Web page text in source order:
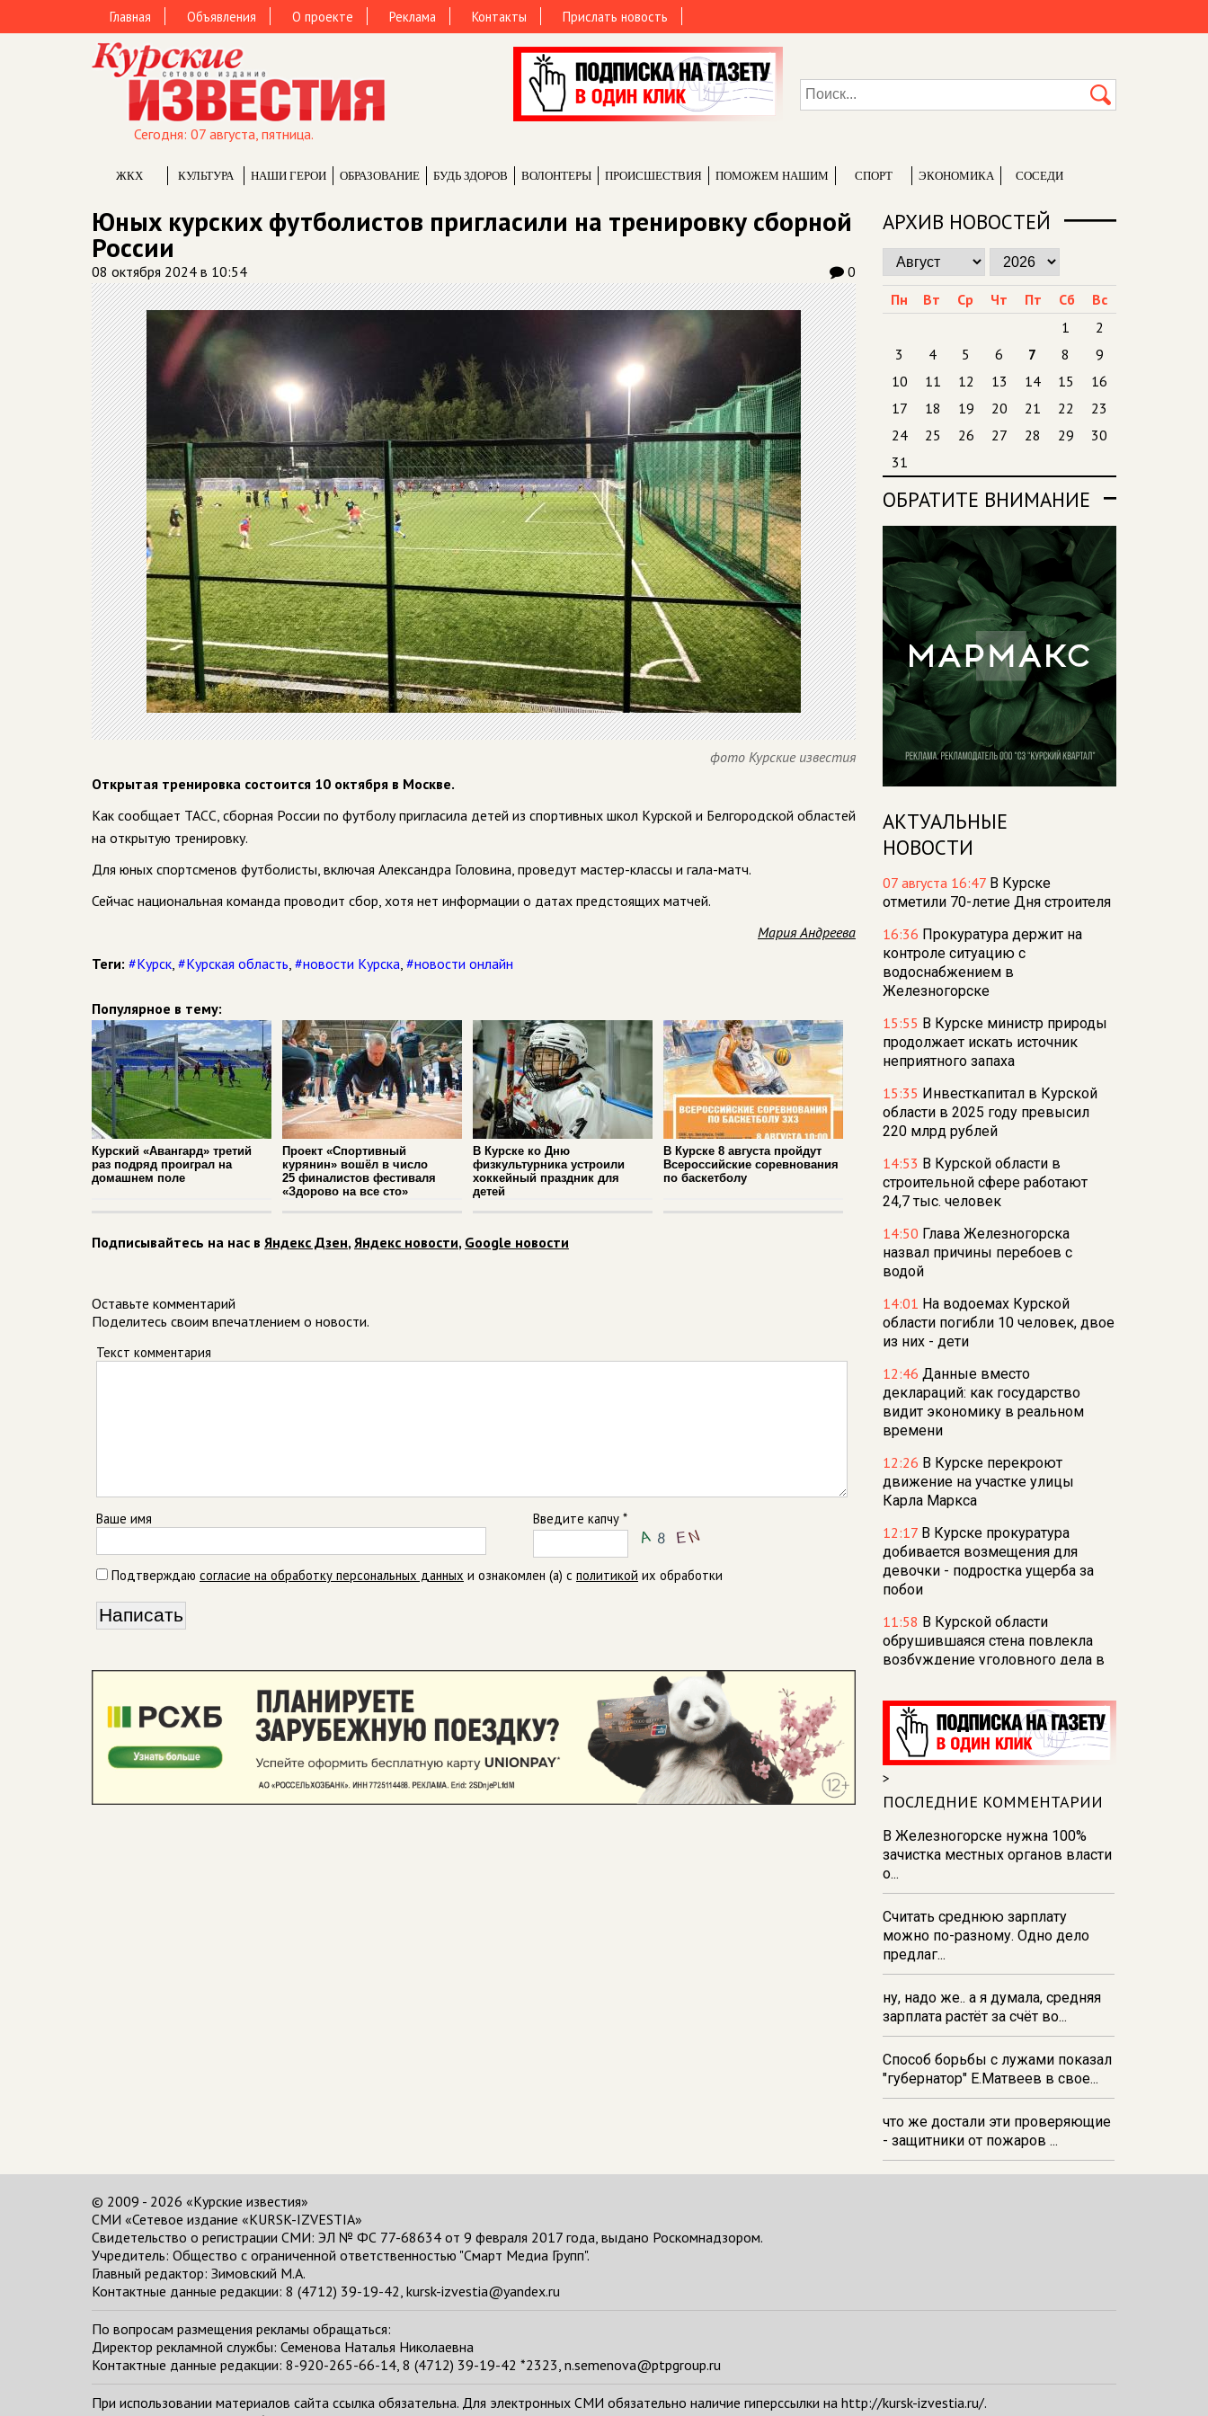
Главная Объявления О проекте Реклама Контакты Прислать новость
Сегодня: 07 августа, пятница.
ЖКХ КУЛЬТУРА НАШИ ГЕРОИ ОБРАЗОВАНИЕ БУДЬ ЗДОРОВ ВОЛОНТЕРЫ ПРОИCШЕСТВИЯ ПОМОЖЕМ НАШИМ СПОРТ ЭКОНОМИКА СОСЕДИ
Юных курских футболистов пригласили на тренировку сборной
России
08 октября 2024 в 10:54 0
фото Курские известия
Открытая тренировка состоится 10 октября в Москве.
Как сообщает ТАСС, сборная России по футболу пригласила детей из спортивных школ Курской и Белгородской областей
на открытую тренировку.
Для юных спортсменов футболисты, включая Александра Головина, проведут мастер-классы и гала-матч.
Сейчас национальная команда проводит сбор, хотя нет информации о датах предстоящих матчей.
Мария Андреева
Теги: #Курск, #Курская область, #новости Курска, #новости онлайн
Популярное в тему:
Курский «Авангард» третий
раз подряд проиграл на
домашнем поле
Проект «Спортивный
курянин» вошёл в число
25 финалистов фестиваля
«Здорово на все сто»
В Курске ко Дню
физкультурника устроили
хоккейный праздник для
детей
В Курске 8 августа пройдут
Всероссийские соревнования
по баскетболу
Подписывайтесь на нас в Яндекс Дзен,Яндекс новости, Google новости
Оставьте комментарий
Поделитесь своим впечатлением о новости.
Текст комментария
Ваше имя Введите капчу *
Подтверждаю согласие на обработку персональных данных и ознакомлен (а) с политикой их обработки
АРХИВ НОВОСТЕЙ
Пн Вт Ср Чт Пт Сб
Вс
1
2
3
4 5 6 7 8
9
10
11 12 13 14 15
16
17
18 19 20 21 22
23
24
25 26 27 28 29
30
31
ОБРАТИТЕ ВНИМАНИЕ
АКТУАЛЬНЫЕ
НОВОСТИ
07 августа 16:47 В Курске
отметили 70-летие Дня строителя
16:36 Прокуратура держит на
контроле ситуацию с
водоснабжением в
Железногорске
15:55 В Курске министр природы
продолжает искать источник
неприятного запаха
15:35 Инвесткапитал в Курской
области в 2025 году превысил
220 млрд рублей
14:53 В Курской области в
строительной сфере работают
24,7 тыс. человек
14:50 Глава Железногорска
назвал причины перебоев с
водой
14:01 На водоемах Курской
области погибли 10 человек, двое
из них - дети
12:46 Данные вместо
деклараций: как государство
видит экономику в реальном
времени
12:26 В Курске перекроют
движение на участке улицы
Карла Маркса
12:17 В Курске прокуратура
добивается возмещения для
девочки - подростка ущерба за
побои
11:58 В Курской области
обрушившаяся стена повлекла
возбуждение уголовного дела в
11:52В Курске прокуратура
добивается выплаты более 1 млн
рублей зарплаты 32-м
работникам
11:47В Курской области мужчина
ложный донос
11:43
судят за мошенничество с
выплатами
11:28В Курске демонтировали
тарзанки для прыжков в воду на
реке Тускарь и Стрелецком озере
>
ПОСЛЕДНИЕ КОММЕНТАРИИ
В Железногорске нужна 100%
зачистка местных органов власти
о...
Считать среднюю зарплату
можно по-разному. Одно дело
предлаг...
ну, надо же.. а я думала, средняя
зарплата растёт за счёт во...
Способ борьбы с лужами показал
"губернатор" Е.Матвеев в свое...
что же достали эти проверяющие
- защитники от пожаров ...
© 2009 - 2026 «Курские известия»
СМИ «Сетевое издание «KURSK-IZVESTIA»
Свидетельство о регистрации СМИ: ЭЛ № ФС 77-68634 от 9 февраля 2017 года, выдано Роскомнадзором.
Учредитель: Общество с ограниченной ответственностью "Смарт Медиа Групп".
Главный редактор: Зимовский М.А.
Контактные данные редакции: 8 (4712) 39-19-42, kursk-izvestia@yandex.ru
По вопросам размещения рекламы обращаться:
Директор рекламной службы: Семенова Наталья Николаевна
Контактные данные редакции: 8-920-265-66-14, 8 (4712) 39-19-42 *2323, n.semenova@ptpgroup.ru
При использовании материалов сайта ссылка обязательна. Для электронных СМИ обязательно наличие гиперссылки на http://kursk-izvestia.ru/.